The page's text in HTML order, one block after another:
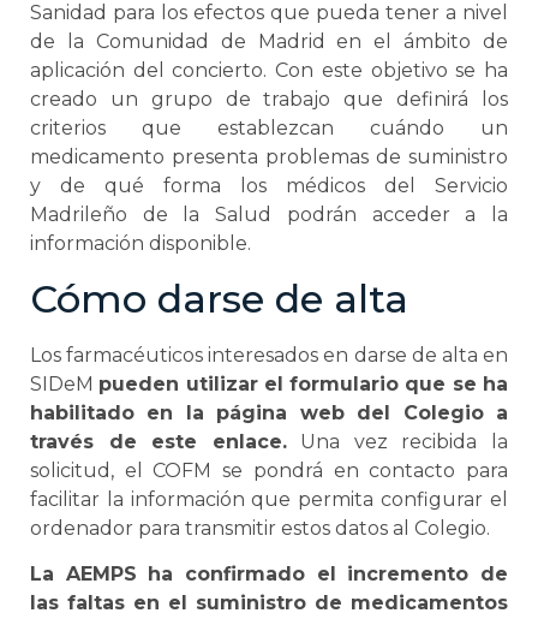
Sanidad para los efectos que pueda tener a nivel
de la Comunidad de Madrid en el ámbito de
aplicación del concierto. Con este objetivo se ha
creado un grupo de trabajo que definirá los
criterios que establezcan cuándo un
medicamento presenta problemas de suministro
y de qué forma los médicos del Servicio
Madrileño de la Salud podrán acceder a la
información disponible.
Cómo darse de alta
Los farmacéuticos interesados en darse de alta en
SIDeM pueden utilizar el formulario que se ha
habilitado en la página web del Colegio a
través de este enlace.Una vez recibida la
solicitud, el COFM se pondrá en contacto para
facilitar la información que permita configurar el
ordenador para transmitir estos datos al Colegio.
La AEMPS ha confirmado el incremento de
las faltas en el suministro de medicamentos